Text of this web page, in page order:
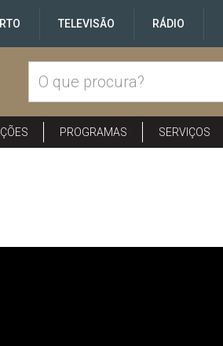
TELEVISÃO RÁDIO
PROGRAMAS SERVIÇOS